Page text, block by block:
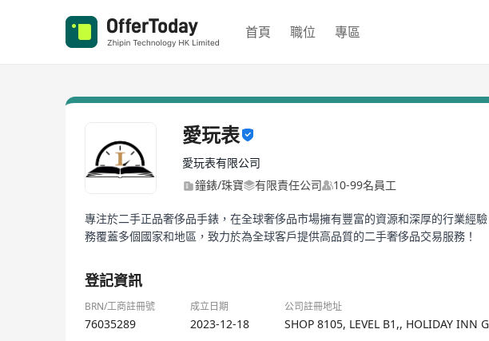
首頁 職位 專區
愛玩表
愛玩表有限公司
鐘錶/珠寶
有限責任公司 10-99名員工
專注於二手正品奢侈品手錶，在全球奢侈品市場擁有豐富的資源和深厚的行業經
務覆蓋多個國家和地區，致力於為全球客戶提供高品質的二手奢侈品交易服務！
登記資訊
BRN/工商註冊號 成立日期 公司註冊地址
76035289 2023-12-18 SHOP 8105, LEVEL B1,, HOLIDAY INN